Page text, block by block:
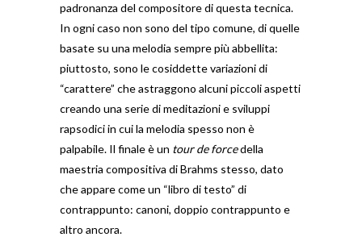
padronanza del compositore di questa tecnica.
In ogni caso non sono del tipo comune, di quelle
basate su una melodia sempre più abbellita:
piuttosto, sono le cosiddette variazioni di
“carattere” che astraggono alcuni piccoli aspetti
creando una serie di meditazioni e sviluppi
rapsodici in cui la melodia spesso non è
palpabile. Il finale è un tour de forcedella
maestria compositiva di Brahms stesso, dato
che appare come un “libro di testo” di
contrappunto: canoni, doppio contrappunto e
altro ancora.